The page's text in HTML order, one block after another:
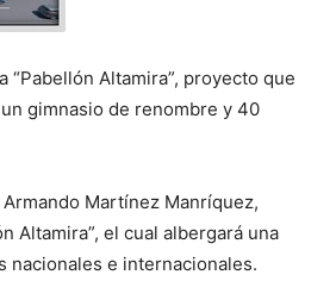
Altamira”, proyecto que
gimnasio de renombre y 40
Martínez Manríquez,
Altamira”, el cual albergará una
nacionales e internacionales.